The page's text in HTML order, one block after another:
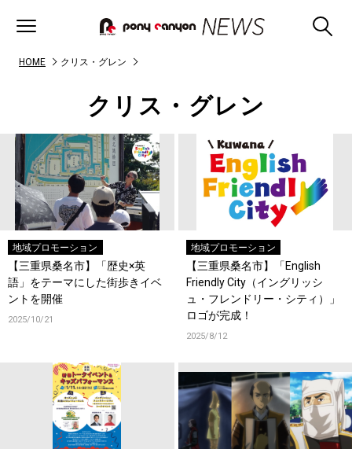
HOME クリス・グレン
クリス・グレン
地域プロモーション
【三重県桑名市】「歴史×英
語」をテーマにした街歩きイベ
ントを開催
2025/10/21
地域プロモーション
【三重県桑名市】「English
Friendly City（イングリッシ
ュ・フレンドリー・シティ）」
ロゴが完成！
2025/8/12